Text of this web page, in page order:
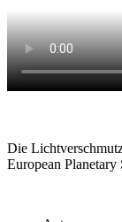
Die
European Planetary